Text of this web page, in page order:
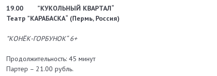
19.00
”КУКОЛЬНЫЙ КВАРТАЛ“
Театр ”КАРАБАСКА“ (Пермь, Россия)
”КОНЁК-ГОРБУНОК“ 6+
Продолжительность: 45 минут
Партер – 21.00 рубль.